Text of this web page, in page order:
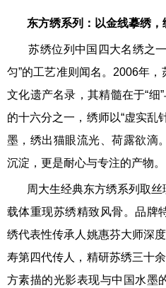
东方绣系列 ：以金线摹绣
苏绣位列中国四大名绣之一
匀”的工艺准则闻名。2006年
文化遗产名录，其精髓在于“细
的十六分之一，绣师以“虚实乱
墨，绣出猫眼流光、荷露欲滴
沉淀，更是耐心与专注的产物。
周大生经典东方绣系列取丝
载体重现苏绣精致风骨。品牌
绣代表性传承人姚惠芬大师深
寿第四代传人，精研苏绣三十
方素描的光影表现与中国水墨